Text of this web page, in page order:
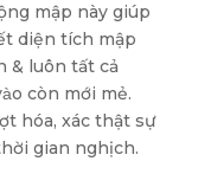
mập này giúp
diện tích mập
& luôn tất cả
còn mới mẻ.
hóa, xác thật sự
gian nghịch.